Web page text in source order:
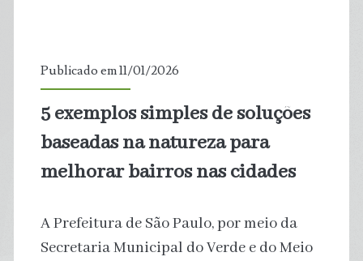
mundo
US$
Publicado em 11/01/2026
5 exemplos simples de soluções
baseadas na natureza para
melhorar bairros nas cidades
A Prefeitura de São Paulo, por meio da
Secretaria Municipal do Verde e do Meio